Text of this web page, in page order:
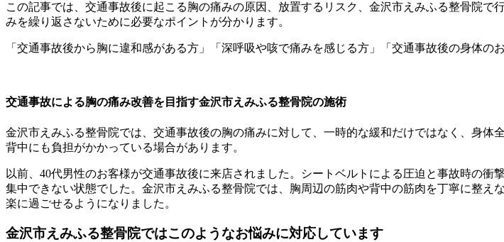
この記事では、交通事故後に起こる胸の痛みの原因、放置するリスク、金沢市えみふる整骨院
みを繰り返さないために必要なポイントが分かります。
「交通事故後から胸に違和感がある方」「深呼吸や咳で痛みを感じる方」「交通事故後の身体
交通事故による胸の痛み改善を目指す金沢市えみふる整骨院の施術
金沢市えみふる整骨院では、交通事故後の胸の痛みに対して、一時的な緩和だけではなく、身体
背中にも負担がかかっている場合があります。
以前、40代男性のお客様が交通事故後に来店されました。シートベルトによる圧迫と事故時の
集中できない状態でした。金沢市えみふる整骨院では、胸周辺の筋肉や背中の筋肉を丁寧に整
楽に過ごせるようになりました。
金沢市えみふる整骨院ではこのようなお悩みに対応しています